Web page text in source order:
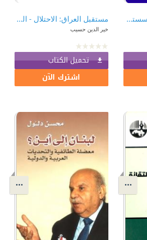
الدولة وخفايا إخفاق ماسستها في المنطقة العربية مستقبل العراق: الاحتلال - المقاومة - التحرير والديمقراطية
خير الدين حسيب
تحميل الكتاب
اشترك الآن